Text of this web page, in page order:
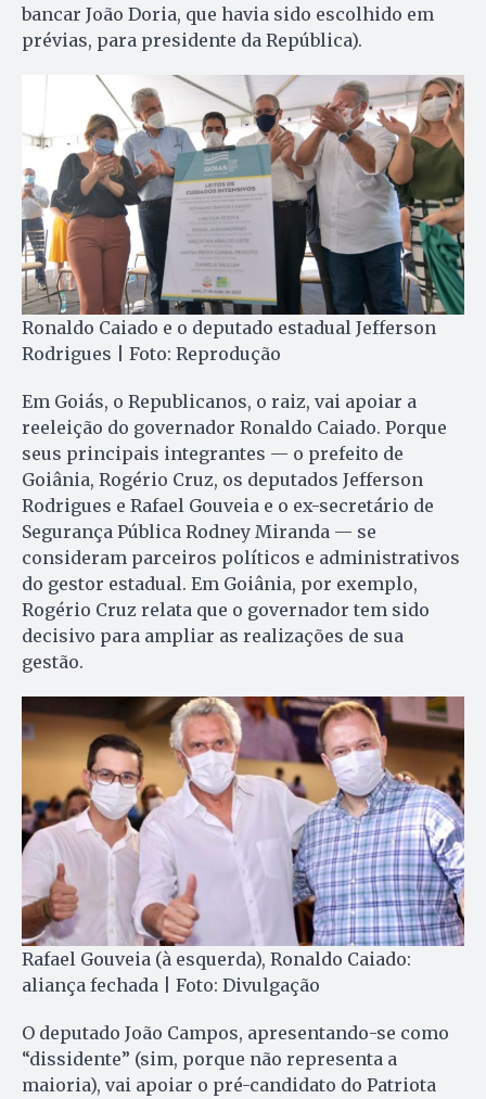
bancar João Doria, que havia sido escolhido em
prévias, para presidente da República).
Ronaldo Caiado e o deputado estadual Jefferson
Rodrigues | Foto: Reprodução
Em Goiás, o Republicanos, o raiz, vai apoiar a
reeleição do governador Ronaldo Caiado. Porque
seus principais integrantes — o prefeito de
Goiânia, Rogério Cruz, os deputados Jefferson
Rodrigues e Rafael Gouveia e o ex-secretário de
Segurança Pública Rodney Miranda — se
consideram parceiros políticos e administrativos
do gestor estadual. Em Goiânia, por exemplo,
Rogério Cruz relata que o governador tem sido
decisivo para ampliar as realizações de sua
gestão.
Rafael Gouveia (à esquerda), Ronaldo Caiado:
aliança fechada | Foto: Divulgação
O deputado João Campos, apresentando-se como
“dissidente” (sim, porque não representa a
maioria), vai apoiar o pré-candidato do Patriota